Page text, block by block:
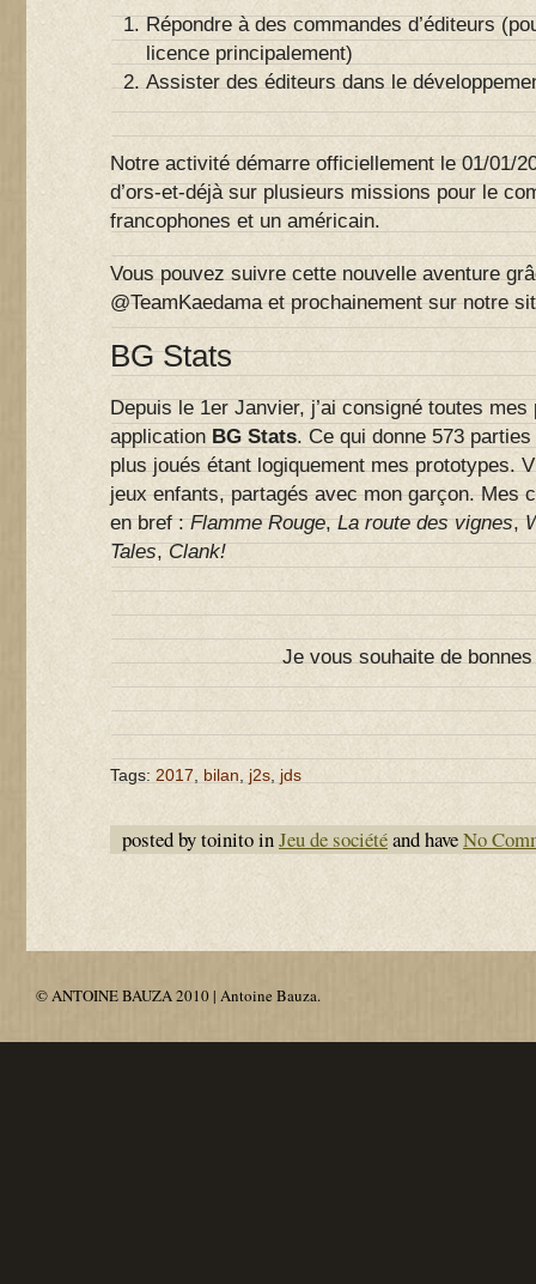
Répondre à des commandes d’éditeurs
licence principalement)
Assister des éditeurs dans le
Notre activité démarre officiellement le 01/01/
d’ors-et-déjà sur plusieurs missions pour le
francophones et un américain.
Vous pouvez suivre cette nouvelle aventure
@TeamKaedama et prochainement sur notre
BG Stats
Depuis le 1er Janvier, j’ai consigné toutes mes
application BG Stats. Ce qui donne 573
plus joués étant logiquement mes prototypes.
jeux enfants, partagés avec mon garçon. Mes
en bref :Flamme Rouge,La route des vignes,
Tales,Clank!
Je vous souhaite de
Tags: 2017 bilan j2s jds
posted by toinito inJeu de sociétéand haveNo
© ANTOINE BAUZA 2010 | Antoine Bauza.